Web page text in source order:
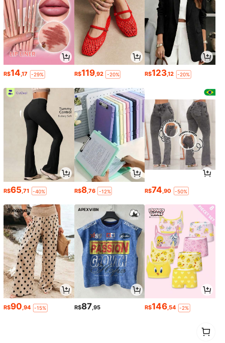
R$14,17 -29% R$119,92 -20% R$123,12 -20%
R$65 ,71 -40% R$8,76 -12% R$74 ,90 -50%
R$90,94 -15% R$87,95 R$146,54 -2%